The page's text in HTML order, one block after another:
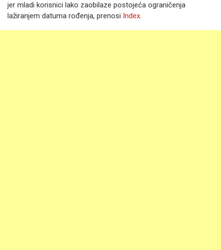
jer mladi korisnici lako zaobilaze postojeća ograničenja
lažiranjem datuma rođenja, prenosi Index.